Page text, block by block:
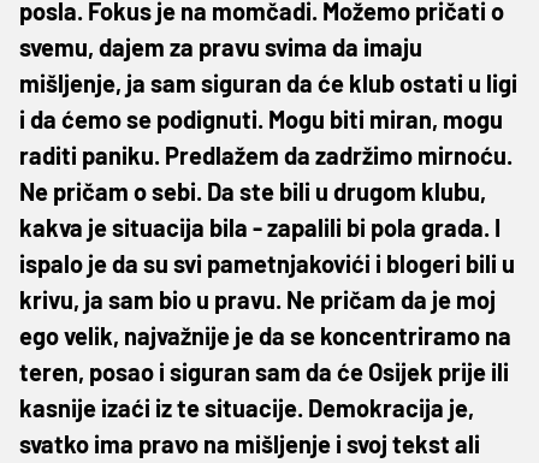
posla. Fokus je na momčadi. Možemo pričati o
svemu, dajem za pravu svima da imaju
mišljenje, ja sam siguran da će klub ostati u ligi
i da ćemo se podignuti. Mogu biti miran, mogu
raditi paniku. Predlažem da zadržimo mirnoću.
Ne pričam o sebi. Da ste bili u drugom klubu,
kakva je situacija bila - zapalili bi pola grada. I
ispalo je da su svi pametnjakovići i blogeri bili u
krivu, ja sam bio u pravu. Ne pričam da je moj
ego velik, najvažnije je da se koncentriramo na
teren, posao i siguran sam da će Osijek prije ili
kasnije izaći iz te situacije. Demokracija je,
svatko ima pravo na mišljenje i svoj tekst ali